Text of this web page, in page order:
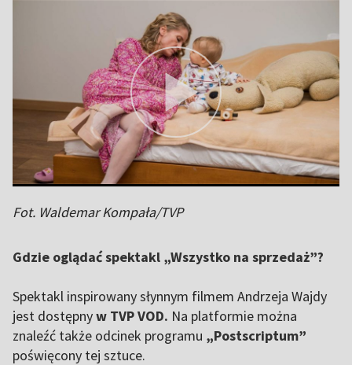
Fot. Waldemar Kompała/TVP
Gdzie oglądać spektakl „Wszystko na sprzedaż”?
Spektakl inspirowany słynnym filmem Andrzeja Wajdy
jest dostępnyw TVP VOD. Na platformie można
znaleźć także odcinek programu „Postscriptum”
poświęcony tej sztuce.